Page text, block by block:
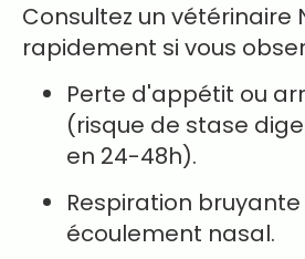
Consultez un vétérinaire
rapidement si vous
Perte d'appétit ou
(risque de stase
en 24-48h).
Respiration bruyante
écoulement nasal.